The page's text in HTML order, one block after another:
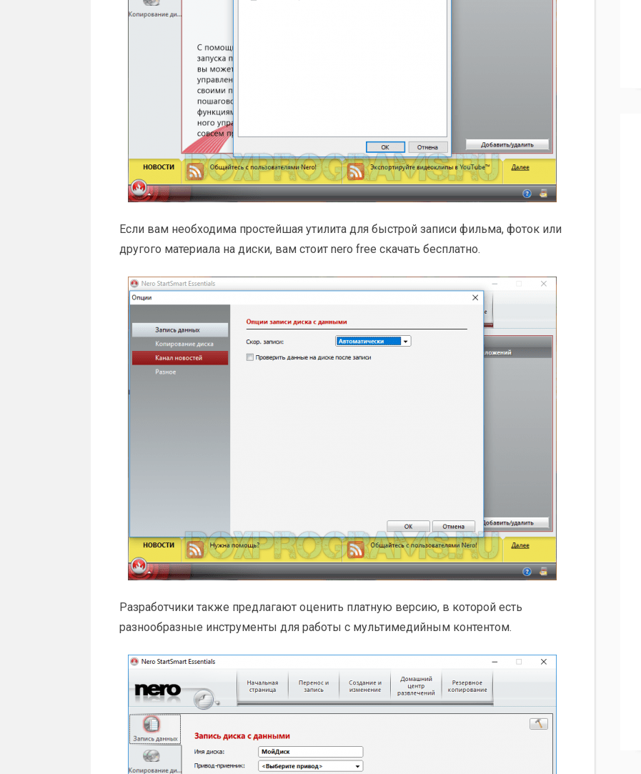
Если вам необходима простейшая утилита для быстрой записи фильма, фоток или
другого материала на диски, вам стоит nero free скачать бесплатно.
Разработчики также предлагают оценить платную версию, в которой есть
разнообразные инструменты для работы с мультимедийным контентом.